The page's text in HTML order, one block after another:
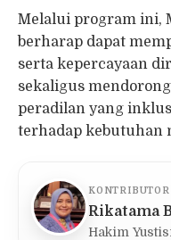
Melalui program ini,
berharap dapat
serta kepercayaan
sekaligus
peradilan yang
terhadap kebutuhan
KONTRIBUTOR
Rikatama
Hakim